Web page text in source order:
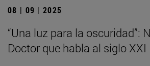
08 | 09 | 2025
“Una luz para la oscuridad”:
Doctor que habla al siglo XXI